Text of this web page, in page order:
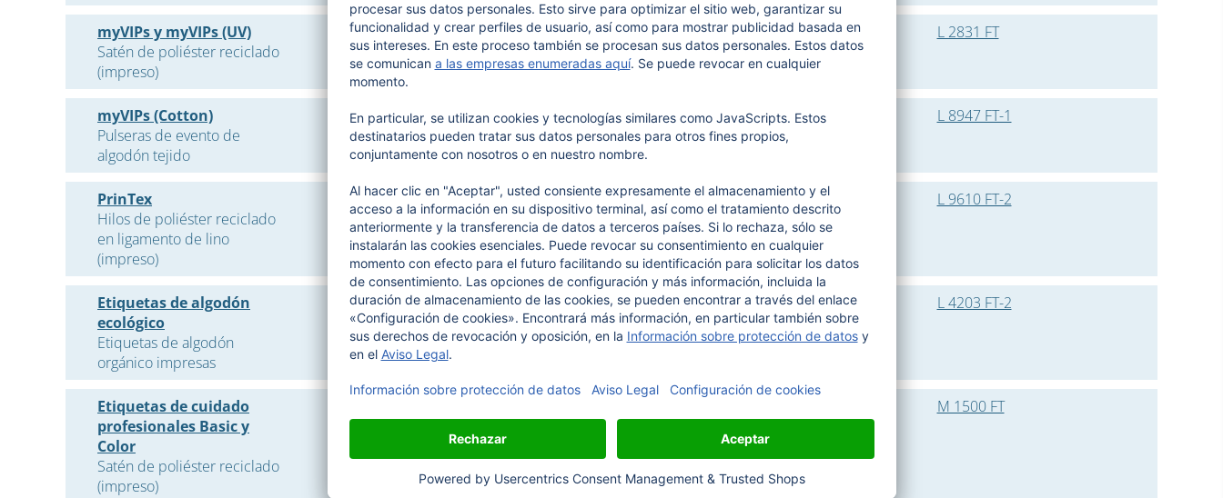
myVIPs y myVIPs (UV)
Satén de poliéster reciclado
(impreso)
M 1364 FT L 2831 FT
myVIPs (Cotton)
Pulseras de evento de
algodón tejido
Nº de certificado 14.0.39222 L 8947 FT-1
PrinTex
Hilos de poliéster reciclado
en ligamento de lino
(impreso)
L 9610 FT-2
Etiquetas de algodón
ecológico
Etiquetas de algodón
orgánico impresas
L 4203 FT-2
Etiquetas de cuidado
profesionales Basic y
Color
Satén de poliéster reciclado
(impreso)
M 1500 FT